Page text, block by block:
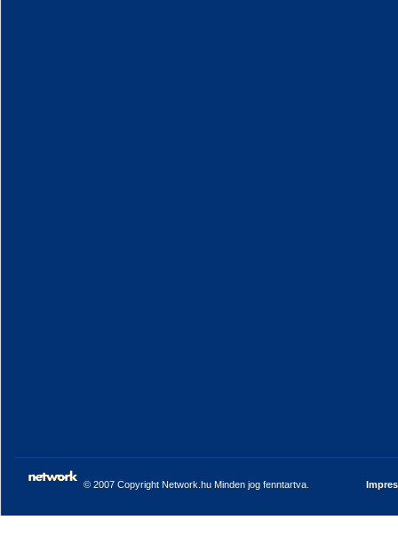
© 2007 Copyright Network.hu Minden jog fenntartva.